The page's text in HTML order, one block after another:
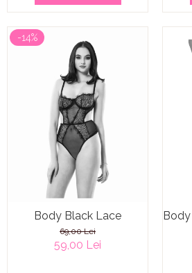
-14%
Body Black Lace
69,00 Lei
59,00 Lei
Body